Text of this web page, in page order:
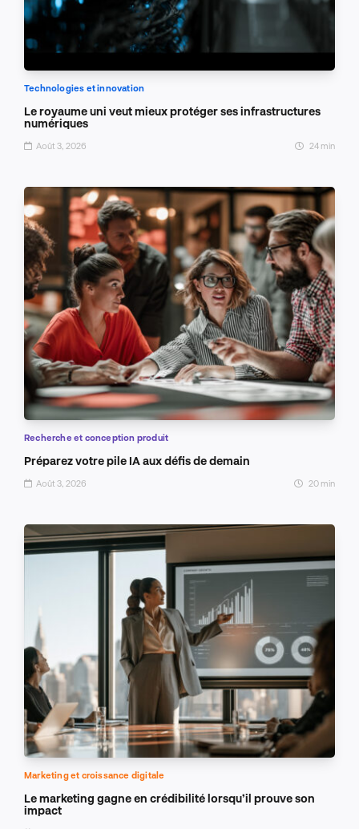
Technologies et innovation
Le royaume uni veut mieux protéger ses infrastructures
numériques
Août 3, 2026 24 min
Recherche et conception produit
Préparez votre pile IA aux défis de demain
Août 3, 2026 20 min
Marketing et croissance digitale
Le marketing gagne en crédibilité lorsqu’il prouve son
impact